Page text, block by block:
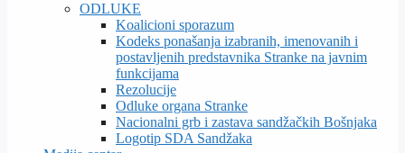
ODLUKE
Koalicioni sporazum
Kodeks ponašanja izabranih, imenovanih i
postavljenih predstavnika Stranke na javnim
funkcijama
Rezolucije
Odluke organa Stranke
Nacionalni grb i zastava sandžačkih Bošnjaka
Logotip SDA Sandžaka